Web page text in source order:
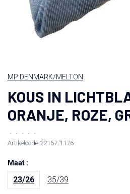
MP DENMARK/MELTON
KOUS IN
ORANJE, ROZE,
• • • •
•
Artikelcode 22157-1176
Maat :
23/26 35/39